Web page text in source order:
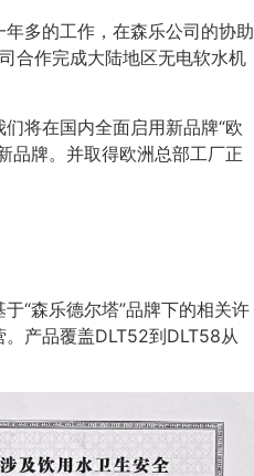
多的工作，在森乐公司的协助
合作完成大陆地区无电软水机
将在国内全面启用新品牌“欧
品牌。并取得欧洲总部工厂正
“森乐德尔塔”品牌下的相关许
产品覆盖DLT52到DLT58从